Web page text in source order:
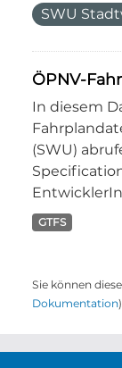
SWU
ÖPNV-
In diesem
(SWU)
GTFS
Sie können
Dokumentation